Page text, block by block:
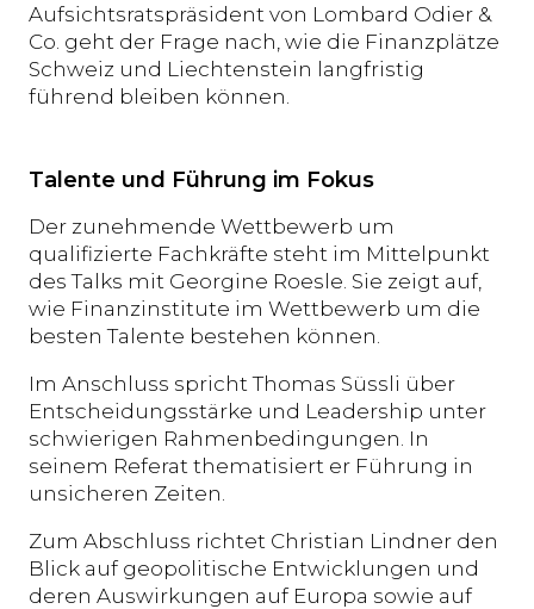
Aufsichtsratspräsident von Lombard Odier &
Co. geht der Frage nach, wie die Finanzplätze
Schweiz und Liechtenstein langfristig
führend bleiben können.
Talente und Führung im Fokus
Der zunehmende Wettbewerb um
qualifizierte Fachkräfte steht im Mittelpunkt
des Talks mit Georgine Roesle. Sie zeigt auf,
wie Finanzinstitute im Wettbewerb um die
besten Talente bestehen können.
Im Anschluss spricht Thomas Süssli über
Entscheidungsstärke und Leadership unter
schwierigen Rahmenbedingungen. In
seinem Referat thematisiert er Führung in
unsicheren Zeiten.
Zum Abschluss richtet Christian Lindner den
Blick auf geopolitische Entwicklungen und
deren Auswirkungen auf Europa sowie auf